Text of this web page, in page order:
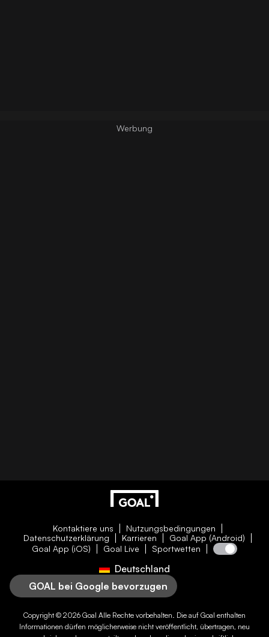
Kontaktiere uns
Nutzungsbedingungen
Datenschutzerklärung
Karrieren
Goal App (Android)
Goal App (iOS)
Goal Live Sportwetten
Deutschland
GOAL bei Google bevorzugen
Copyright © 2026 Goal Alle Rechte vorbehalten. Die auf Goal enthalten
Informationen dürfen möglicherweise nicht veröffentlicht, übertragen, neu